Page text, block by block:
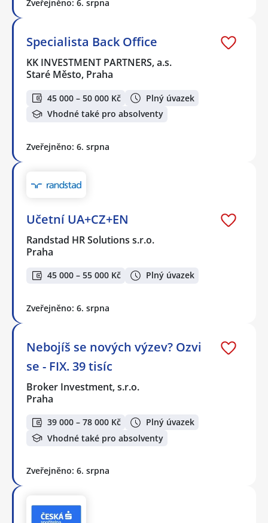
Zveřejněno: 6. srpna
Specialista Back Office
KK INVESTMENT PARTNERS, a.s.
Staré Město, Praha
45 000 – 50 000 Kč
Plný úvazek
Vhodné také pro absolventy
Zveřejněno: 6. srpna
Učetní UA+CZ+EN
Randstad HR Solutions s.r.o.
Praha
45 000 – 55 000 Kč Plný úvazek
Zveřejněno: 6. srpna
Nebojíš se nových výzev? Ozvi
se - FIX. 39 tisíc
Broker Investment, s.r.o.
Praha
39 000 – 78 000 Kč
Plný úvazek
Vhodné také pro absolventy
Zveřejněno: 6. srpna